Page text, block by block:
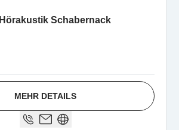
Hörakustik Schabernack
MEHR DETAILS